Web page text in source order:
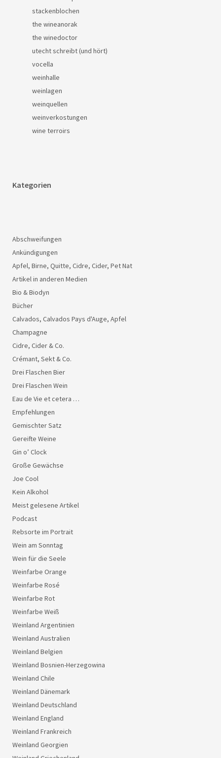
stackenblochen
the wineanorak
the winedoctor
utecht schreibt (und hört)
vocella
weinhalle
weinlagen
weinquellen
weinverkostungen
wine terroirs
Kategorien
Abschweifungen
Ankündigungen
Apfel, Birne, Quitte, Cidre, Cider, Pet Nat
Artikel in anderen Medien
Bio & Biodyn
Bücher
Calvados, Calvados Pays d'Auge, Apfel
Champagne
Cidre, Cider & Co.
Crémant, Sekt & Co.
Drei Flaschen Bier
Drei Flaschen Wein
Eau de Vie et cetera …
Empfehlungen
Gemischter Satz
Gereifte Weine
Gin o’ Clock
Große Gewächse
Joe Cool
Kein Alkohol
Meist gelesene Artikel
Podcast
Rebsorte im Portrait
Wein am Sonntag
Wein für die Seele
Weinfarbe Orange
Weinfarbe Rosé
Weinfarbe Rot
Weinfarbe Weiß
Weinland Argentinien
Weinland Australien
Weinland Belgien
Weinland Bosnien-Herzegowina
Weinland Chile
Weinland Dänemark
Weinland Deutschland
Weinland England
Weinland Frankreich
Weinland Georgien